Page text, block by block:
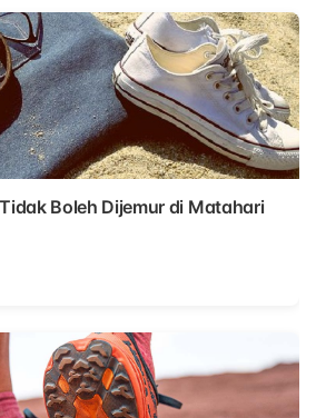
Boleh Dijemur di Matahari